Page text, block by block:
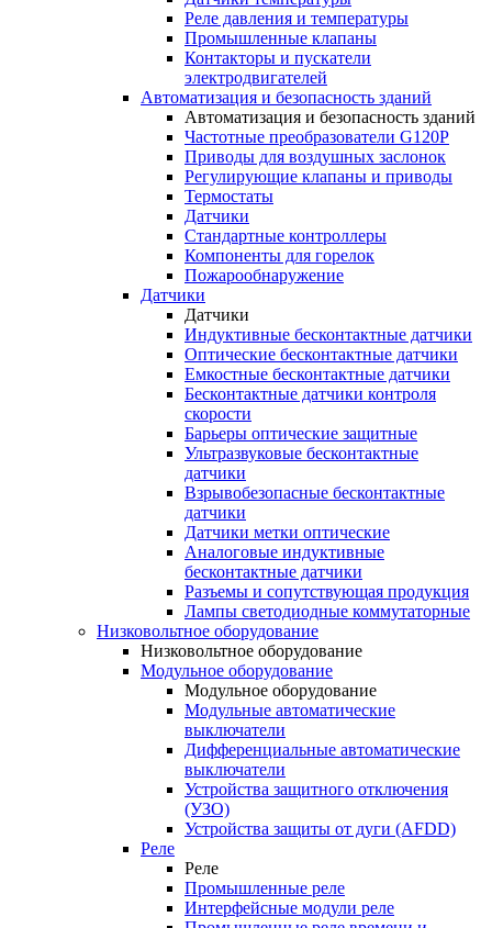
Реле давления и температуры
Промышленные клапаны
Контакторы и пускатели
электродвигателей
Автоматизация и безопасность зданий
Автоматизация и безопасность зданий
Частотные преобразователи G120P
Приводы для воздушных заслонок
Регулирующие клапаны и приводы
Термостаты
Датчики
Стандартные контроллеры
Компоненты для горелок
Пожарообнаружение
Датчики
Датчики
Индуктивные бесконтактные датчики
Оптические бесконтактные датчики
Емкостные бесконтактные датчики
Бесконтактные датчики контроля
скорости
Барьеры оптические защитные
Ультразвуковые бесконтактные
датчики
Взрывобезопасные бесконтактные
датчики
Датчики метки оптические
Аналоговые индуктивные
бесконтактные датчики
Разъемы и сопутствующая продукция
Лампы светодиодные коммутаторные
Низковольтное оборудование
Низковольтное оборудование
Модульное оборудование
Модульное оборудование
Модульные автоматические
выключатели
Дифференциальные автоматические
выключатели
Устройства защитного отключения
(УЗО)
Устройства защиты от дуги (AFDD)
Реле
Реле
Промышленные реле
Интерфейсные модули реле